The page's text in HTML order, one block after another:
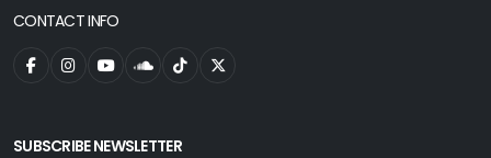
CONTACT INFO
SUBSCRIBE NEWSLETTER